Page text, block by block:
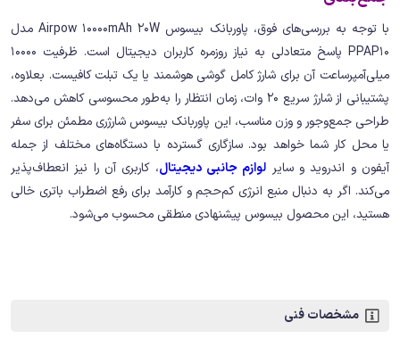
با توجه به بررسی‌های فوق، پاوربانک بیسوس Airpow 10000mAh 20W مدل
PPAP10 پاسخ متعادلی به نیاز روزمره کاربران دیجیتال است. ظرفیت 10000
میلی‌آمپرساعت آن برای شارژ کامل گوشی هوشمند یا یک تبلت کافیست. بعلاوه،
پشتیبانی از شارژ سریع 20 وات، زمان انتظار را به‌طور محسوسی کاهش می‌دهد.
طراحی جمع‌وجور و وزن مناسب، این پاوربانک بیسوس شارژری مطمئن برای سفر
یا محل کار شما خواهد بود. سازگاری گسترده با دستگاه‌های مختلف از جمله
آیفون و اندروید و سایر لوازم جانبی دیجیتال، کاربری آن را نیز انعطاف‌پذیر
می‌کند. اگر به دنبال منبع انرژی کم‌حجم و کارآمد برای رفع اضطراب باتری خالی
هستید، این محصول بیسوس پیشنهادی منطقی محسوب می‌شود.
مشخصات فنی